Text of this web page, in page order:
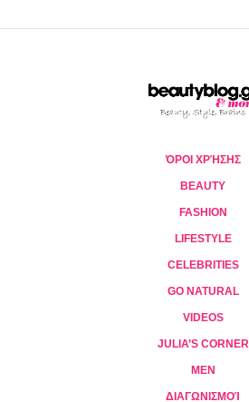
ΌΡΟΙ ΧΡΉΣΗΣ
BEAUTY
FASHION
LIFESTYLE
CELEBRITIES
GO NATURAL
VIDEOS
JULIA’S CORNER
MEN
ΔΙΑΓΩΝΙΣΜΟΊ